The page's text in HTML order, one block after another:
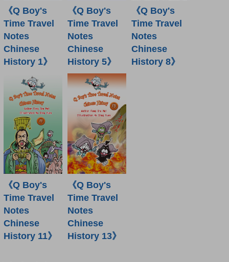
《Q Boy's
Time Travel
Notes
Chinese
History 1》
《Q Boy's
Time Travel
Notes
Chinese
History 5》
《Q Boy's
Time Travel
Notes
Chinese
History 8》
《Q Boy's
Time Travel
Notes
Chinese
History 11》
《Q Boy's
Time Travel
Notes
Chinese
History 13》